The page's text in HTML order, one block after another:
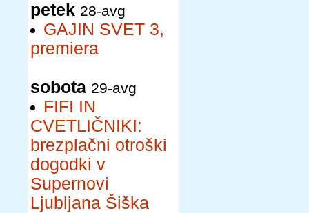
petek 28-avg
GAJIN SVET 3,
premiera
sobota 29-avg
FIFI IN
CVETLIČNIKI:
brezplačni otroški
dogodki v
Supernovi
Ljubljana Šiška